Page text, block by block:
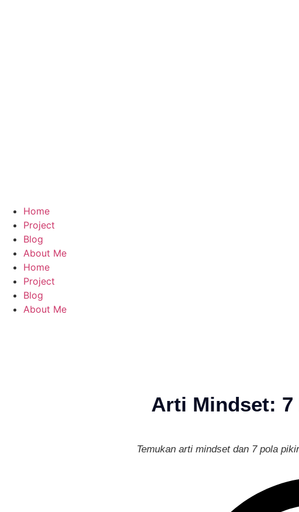
Home
Project
Blog
About Me
Home
Project
Blog
About Me
Arti Mindset: 7
Temukan arti mindset dan 7 pola